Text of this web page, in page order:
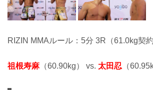
RIZIN MMAルール：5分 3R（61.0kg契約
祖根寿麻（60.90kg） vs. 太田忍 （